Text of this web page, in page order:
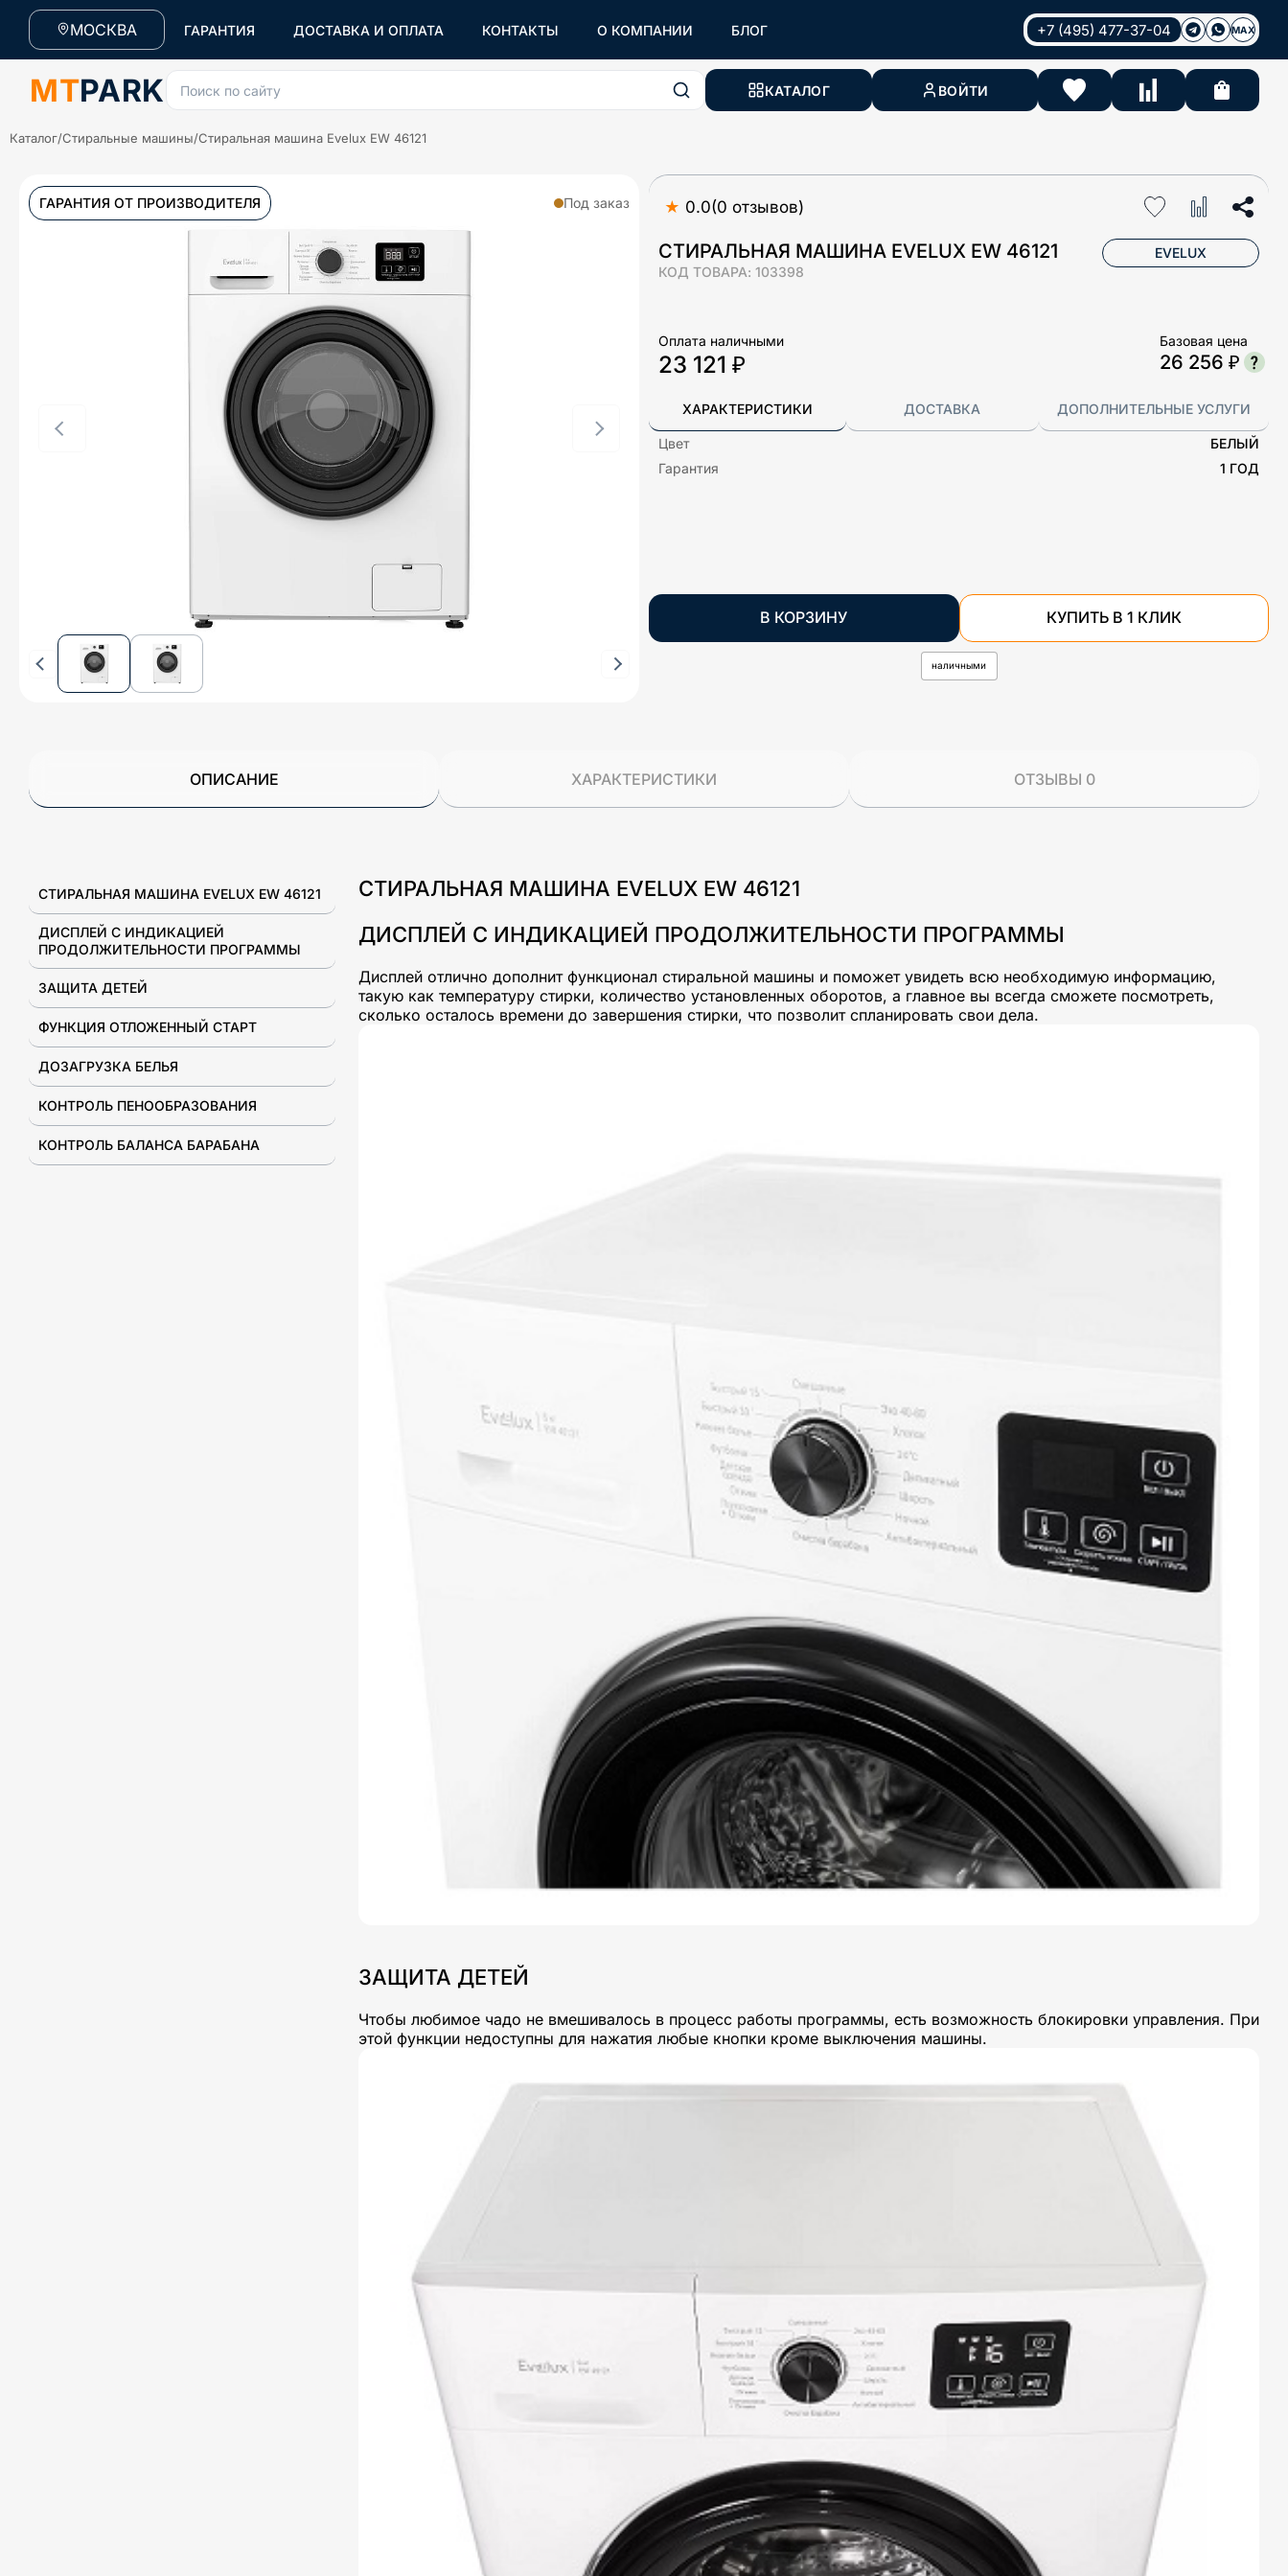
МОСКВА ГАРАНТИЯ ДОСТАВКА И ОПЛАТА КОНТАКТЫ О КОМПАНИИ БЛОГ +7 (495) 477-37-04 MAX
MTPARK Поиск по сайту КАТАЛОГ ВОЙТИ
Каталог/Стиральные машины/Стиральная машина Evelux EW 46121
★ 0.0(0 отзывов)
СТИРАЛЬНАЯ МАШИНА EVELUX EW 46121
КОД ТОВАРА: 103398
EVELUX
ГАРАНТИЯ ОТ ПРОИЗВОДИТЕЛЯ Под заказ
Оплата наличными
23 121 ₽
Базовая цена
26 256 ₽
ХАРАКТЕРИСТИКИ ДОСТАВКА ДОПОЛНИТЕЛЬНЫЕ УСЛУГИ
Цвет
БЕЛЫЙ
Гарантия
1 ГОД
В КОРЗИНУ КУПИТЬ В 1 КЛИК
наличными
ОПИСАНИЕ ХАРАКТЕРИСТИКИ ОТЗЫВЫ 0
СТИРАЛЬНАЯ МАШИНА EVELUX EW 46121
ДИСПЛЕЙ С ИНДИКАЦИЕЙ
ПРОДОЛЖИТЕЛЬНОСТИ ПРОГРАММЫ
ЗАЩИТА ДЕТЕЙ
ФУНКЦИЯ ОТЛОЖЕННЫЙ СТАРТ
ДОЗАГРУЗКА БЕЛЬЯ
КОНТРОЛЬ ПЕНООБРАЗОВАНИЯ
КОНТРОЛЬ БАЛАНСА БАРАБАНА
СТИРАЛЬНАЯ МАШИНА EVELUX EW 46121
ДИСПЛЕЙ С ИНДИКАЦИЕЙ ПРОДОЛЖИТЕЛЬНОСТИ ПРОГРАММЫ
Дисплей отлично дополнит функционал стиральной машины и поможет увидеть всю необходимую информацию,
такую как температуру стирки, количество установленных оборотов, а главное вы всегда сможете посмотреть,
сколько осталось времени до завершения стирки, что позволит спланировать свои дела.
ЗАЩИТА ДЕТЕЙ
Чтобы любимое чадо не вмешивалось в процесс работы программы, есть возможность блокировки управления. При
этой функции недоступны для нажатия любые кнопки кроме выключения машины.